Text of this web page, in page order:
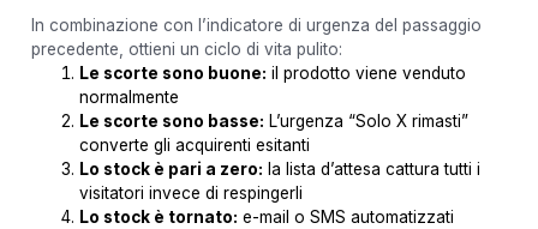
In combinazione con l’indicatore di urgenza del passaggio
precedente, ottieni un ciclo di vita pulito:
Le scorte sono buone: il prodotto viene venduto
normalmente
Le scorte sono basse: L’urgenza “Solo X rimasti”
converte gli acquirenti esitanti
Lo stock è pari a zero: la lista d’attesa cattura tutti i
visitatori invece di respingerli
Lo stock è tornato: e-mail o SMS automatizzati